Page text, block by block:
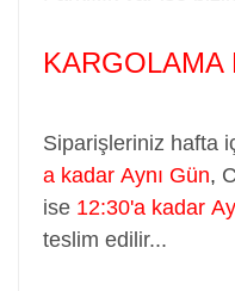
KARGOLAMA
Siparişleriniz hafta
a kadar Aynı Gün,
ise 12:30'a kadar
teslim edilir...